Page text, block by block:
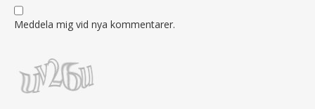
Meddela mig vid nya kommentarer.